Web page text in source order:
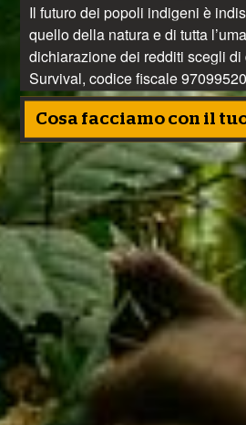
Il futuro dei popoli indigeni è
quello della natura e di tutta
dichiarazione dei redditi scegli
Survival, codice fiscale
Cosa facciamo con il
Il Territorio Kawahiva di Rio
fisicamente sul terreno, manca
Presidente Lula
Continua la lettura